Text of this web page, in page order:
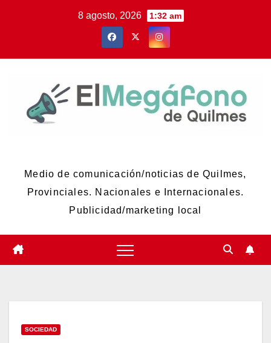
8 agosto, 2026 1:32 am
Medio de comunicación/noticias de Quilmes,
Provinciales. Nacionales e Internacionales.
Publicidad/marketing local
SOCIEDAD